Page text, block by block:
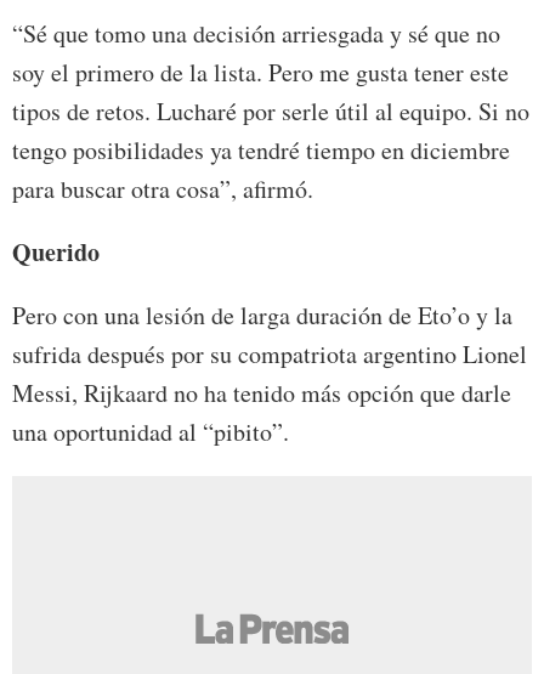
“Sé que tomo una decisión arriesgada y sé que no
soy el primero de la lista. Pero me gusta tener este
tipos de retos. Lucharé por serle útil al equipo. Si no
tengo posibilidades ya tendré tiempo en diciembre
para buscar otra cosa”, afirmó.
Querido
Pero con una lesión de larga duración de Eto’o y la
sufrida después por su compatriota argentino Lionel
Messi, Rijkaard no ha tenido más opción que darle
una oportunidad al “pibito”.